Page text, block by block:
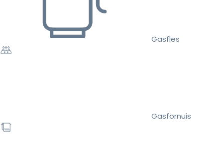
Gasfles
Gasfornuis